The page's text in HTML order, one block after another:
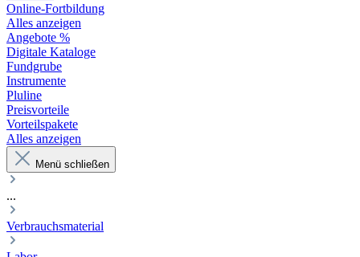
Online-Fortbildung
Alles anzeigen
Angebote %
Digitale Kataloge
Fundgrube
Instrumente
Pluline
Preisvorteile
Vorteilspakete
Alles anzeigen
Menü schließen
...
Verbrauchsmaterial